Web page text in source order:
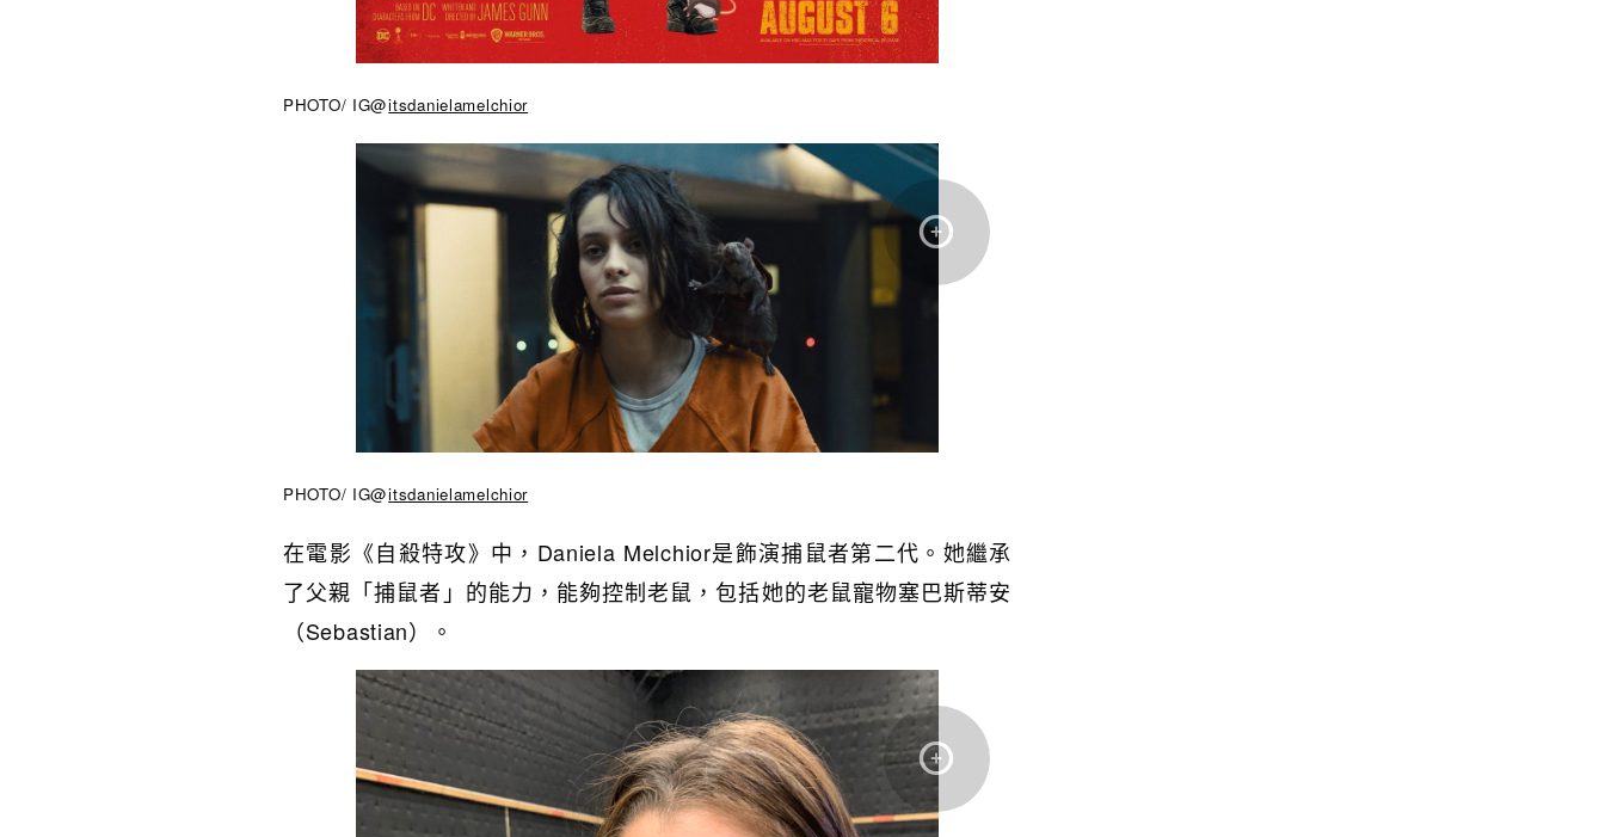
PHOTO/ IG@itsdanielamelchior
PHOTO/ IG@itsdanielamelchior
在電影《自殺特攻》中，Daniela Melchior是飾演捕鼠者第二代。她繼承
了父親「捕鼠者」的能力，能夠控制老鼠，包括她的老鼠寵物塞巴斯蒂安
（Sebastian）。